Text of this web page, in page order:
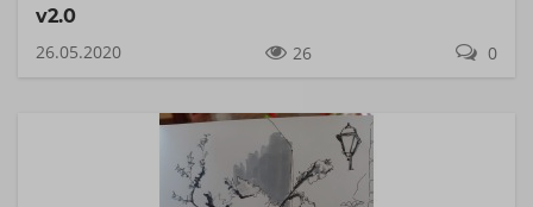
v2.0
26.05.2020
26 0